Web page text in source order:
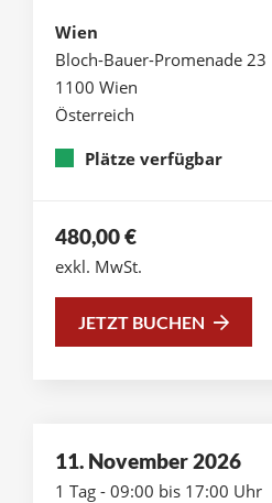
Wien
Bloch-Bauer-Promenade 23
1100 Wien
Österreich
Plätze verfügbar
480,00€
exkl. MwSt.
JETZT BUCHEN
11. November 2026
1 Tag - 09:00 bis 17:00 Uhr